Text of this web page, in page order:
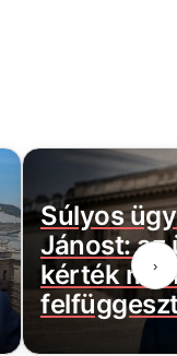
Súlyos
Jánost: az
kérték
›